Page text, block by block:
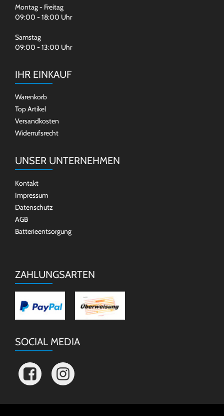
Montag - Freitag
09:00 - 18:00 Uhr
Samstag
09:00 - 13:00 Uhr
IHR EINKAUF
Warenkorb
Top Artikel
Versandkosten
Widerrufsrecht
UNSER UNTERNEHMEN
Kontakt
Impressum
Datenschutz
AGB
Batterieentsorgung
ZAHLUNGSARTEN
SOCIAL MEDIA